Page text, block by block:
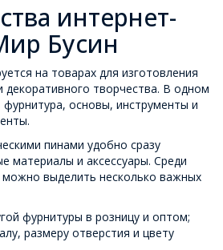
интернет-
Бусин
на товарах для изготовления
декоративного творчества. В одном
основы, инструменты и
пинами удобно сразу
материалы и аксессуары. Среди
выделить несколько важных
фурнитуры в розницу и оптом;
размеру отверстия и цвету